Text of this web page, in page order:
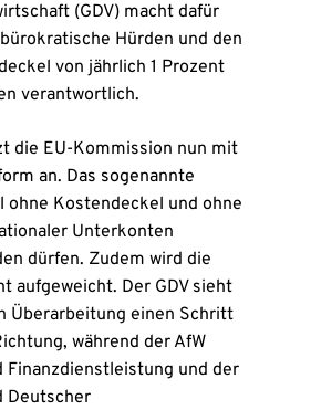
(GDV) macht dafür
Hürden und den
von jährlich 1 Prozent
verantwortlich.
die EU-Kommission nun mit
an. Das sogenannte
ohne Kostendeckel und ohne
Unterkonten
dürfen. Zudem wird die
aufgeweicht. Der GDV sieht
Überarbeitung einen Schritt
während der AfW
Finanzdienstleistung und der
Deutscher